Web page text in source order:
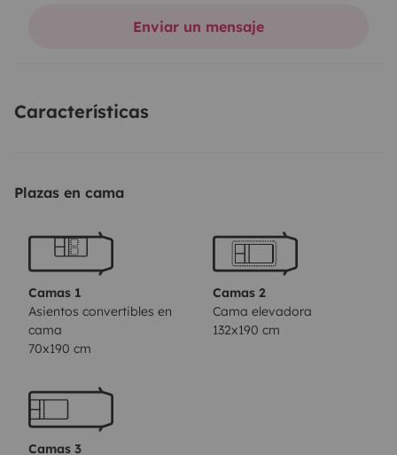
Enviar un mensaje
Características
Plazas en cama
Camas 1
Asientos convertibles en
cama
70x190 cm
Camas 2
Cama elevadora
132x190 cm
Camas 3